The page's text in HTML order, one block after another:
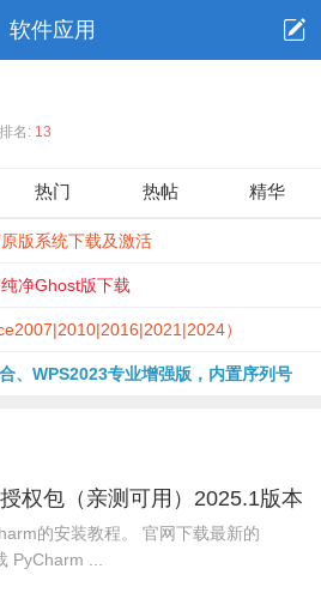
软件应用
排名: 13
热门 热帖 精华
版系统下载及激活
净Ghost版下载
）
、WPS2023专业增强版，内置序列号
权包（亲测可用）2025.1版本
的安装教程。 官⽹下载最新的
PyCharm ...